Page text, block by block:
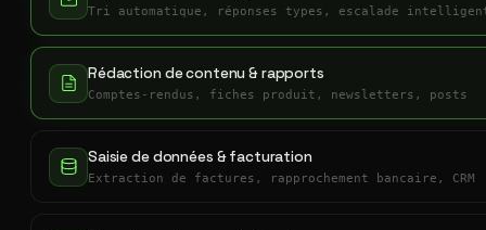
Tri automatique, réponses types, escalade
Rédaction de contenu & rapports
Comptes-rendus, fiches produit, newsletters, posts
Saisie de données & facturation
Extraction de factures, rapprochement bancaire, CRM